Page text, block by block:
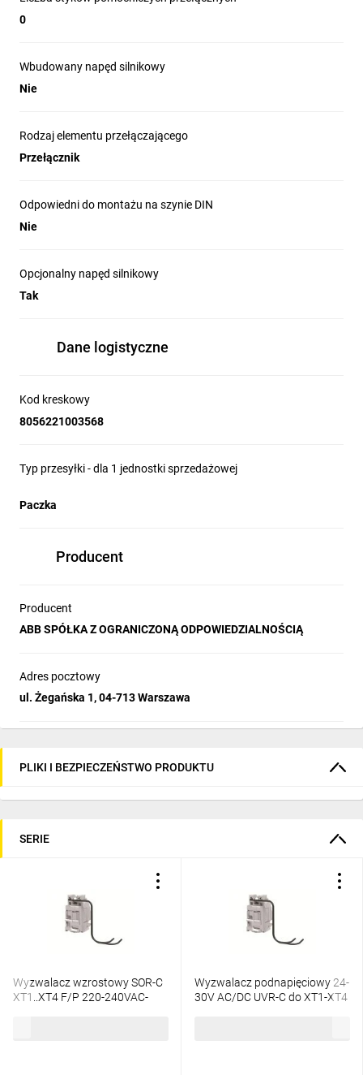
0
Wbudowany napęd silnikowy
Nie
Rodzaj elementu przełączającego
Przełącznik
Odpowiedni do montażu na szynie DIN
Nie
Opcjonalny napęd silnikowy
Tak
Dane logistyczne
Kod kreskowy
8056221003568
Typ przesyłki - dla 1 jednostki sprzedażowej
Paczka
Producent
Producent
ABB SPÓŁKA Z OGRANICZONĄ ODPOWIEDZIALNOŚCIĄ
Adres pocztowy
ul. Żegańska 1, 04-713 Warszawa
PLIKI I BEZPIECZEŃSTWO PRODUKTU
SERIE
Wyzwalacz wzrostowy SOR-C
XT1..XT4 F/P 220-240VAC-
Wyzwalacz podnapięciowy 24-
30V AC/DC UVR-C do XT1-XT4